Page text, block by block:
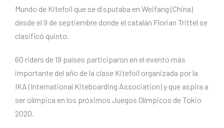
Mundo de Kitefoil que se disputaba en Weifang (China)
desde el 9 de septiembre donde el catalán Florian Trittel se
clasificó quinto.
60 riders de 19 países participaron en el evento más
importante del año de la clase Kitefoil organizada por la
IKA (International Kiteboarding Association) y que aspira a
ser olímpica en los próximos Juegos Olímpicos de Tokio
2020.